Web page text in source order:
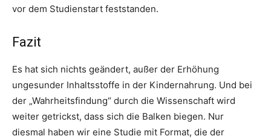
vor dem Studienstart feststanden.
Fazit
Es hat sich nichts geändert, außer der Erhöhung
ungesunder Inhaltsstoffe in der Kindernahrung. Und bei
der „Wahrheitsfindung“ durch die Wissenschaft wird
weiter getrickst, dass sich die Balken biegen. Nur
diesmal haben wir eine Studie mit Format, die der